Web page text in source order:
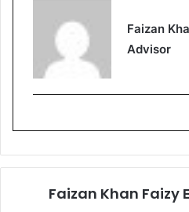
Faizan
Advisor
Faizan Khan Faizy